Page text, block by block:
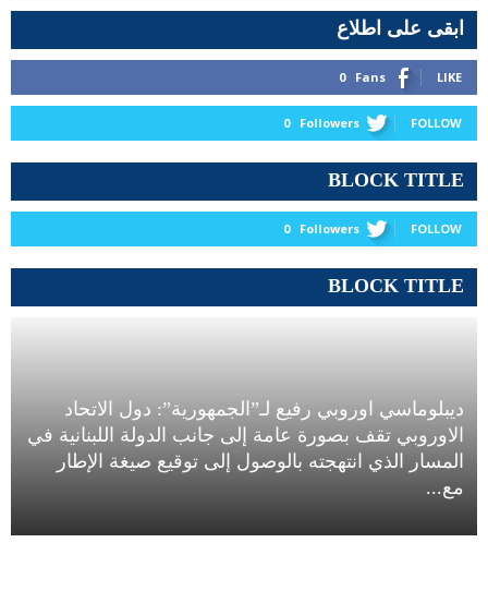
ابقى على اطلاع
0 Fans LIKE
0 Followers FOLLOW
BLOCK TITLE
0 Followers FOLLOW
BLOCK TITLE
ديبلوماسي اوروبي رفيع لـ”الجمهورية”: دول الاتحاد
الاوروبي تقف بصورة عامة إلى جانب الدولة اللبنانية في
المسار الذي انتهجته بالوصول إلى توقيع صيغة الإطار
مع...